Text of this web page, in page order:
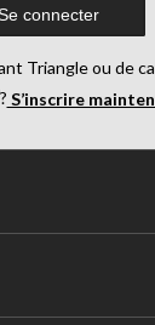
connecter
Triangle ou de
? S’inscrire